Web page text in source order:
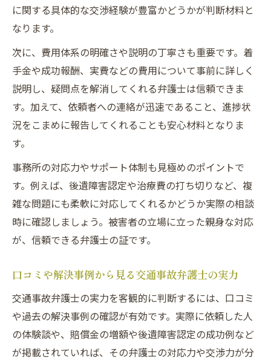
に関する具体的な交渉経験が豊富かどうかが判断材料と
なります。
次に、費用体系の明確さや説明の丁寧さも重要です。着
手金や成功報酬、実費などの費用について事前に詳しく
説明し、疑問点を解消してくれる弁護士は信頼できま
す。加えて、依頼者への連絡が迅速であること、進捗状
況をこまめに報告してくれることも安心材料となりま
す。
事務所の対応力やサポート体制も見極めのポイントで
す。例えば、後遺障害認定や治療費の打ち切りなど、複
雑な問題にも柔軟に対応してくれるかどうか実際の相談
時に確認しましょう。被害者の立場に立った親身な対応
が、信頼できる弁護士の証です。
口コミや解決事例から見る交通事故弁護士の実力
交通事故弁護士の実力を客観的に判断するには、口コミ
や過去の解決事例の確認が有効です。実際に依頼した人
の体験談や、賠償金の増額や後遺障害認定の成功例など
が掲載されていれば、その弁護士の対応力や交渉力が分